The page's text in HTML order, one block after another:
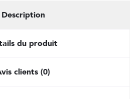
Description
du produit
clients (0)